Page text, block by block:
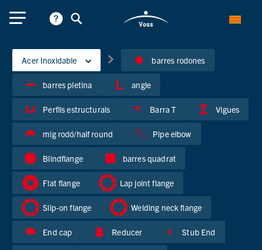
Acer Inoxidable barres rodones
barres pletina angle
Perfils estructurals Barra T Vigues
mig rodó/half round Pipe elbow
Blindflange barres quadrat
Flat flange Lap joint flange
Slip-on flange Welding neck flange
End cap Reducer Stub End